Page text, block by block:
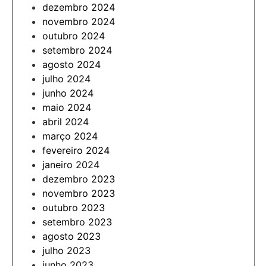
dezembro 2024
novembro 2024
outubro 2024
setembro 2024
agosto 2024
julho 2024
junho 2024
maio 2024
abril 2024
março 2024
fevereiro 2024
janeiro 2024
dezembro 2023
novembro 2023
outubro 2023
setembro 2023
agosto 2023
julho 2023